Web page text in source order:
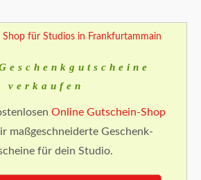
verkaufen
Online Gutschein-Shop
maßgeschneiderte Geschenk-
für dein Studio.